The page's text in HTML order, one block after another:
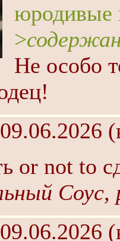
юродивые
>
Не особо
09.06.2026
or not to
Соус,
09.06.2026